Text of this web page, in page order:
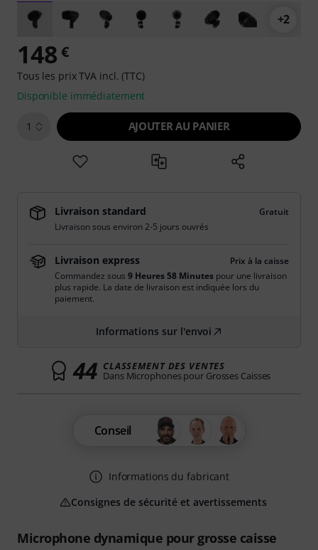
+2
Microphone dynamique pour grosse caisse
148 €
Tous les prix TVA incl. (TTC)
Disponible immédiatement
1 AJOUTER AU PANIER
Livraison standard
Gratuit
Livraison sous environ 2-5 jours ouvrés
Livraison express
Prix à la caisse
Commandez sous 9 Heures 58 Minutes pour une livraison
plus rapide. La date de livraison est indiquée lors du
paiement.
Informations sur l'envoi
44 CLASSEMENT DES VENTES
Dans Microphones pour Grosses Caisses
Conseil
Informations du fabricant
Consignes de sécurité et avertissements